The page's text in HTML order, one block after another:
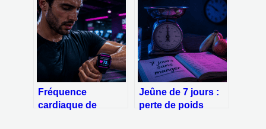
jours pour
restaurer votre
vitalité
ou de froid pour
stopper la douleur
Fréquence
cardiaque de
Jeûne de 7 jours :
perte de poids